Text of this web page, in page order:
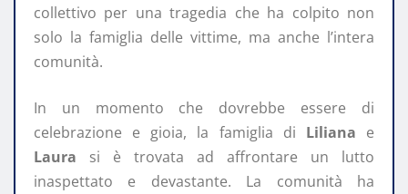
collettivo per una tragedia che ha colpito non
solo la famiglia delle vittime, ma anche l’intera
comunità.
In un momento che dovrebbe essere di
celebrazione e gioia, la famiglia di Liliana e
Laura si è trovata ad affrontare un lutto
inaspettato e devastante. La comunità ha